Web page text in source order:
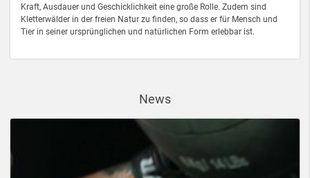
Kraft, Ausdauer und Geschicklichkeit eine große Rolle. Zudem sind
Kletterwälder in der freien Natur zu finden, so dass er für Mensch und
Tier in seiner ursprünglichen und natürlichen Form erlebbar ist.
News